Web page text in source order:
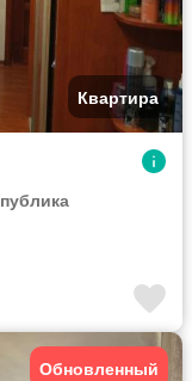
Квартира
Обновленный